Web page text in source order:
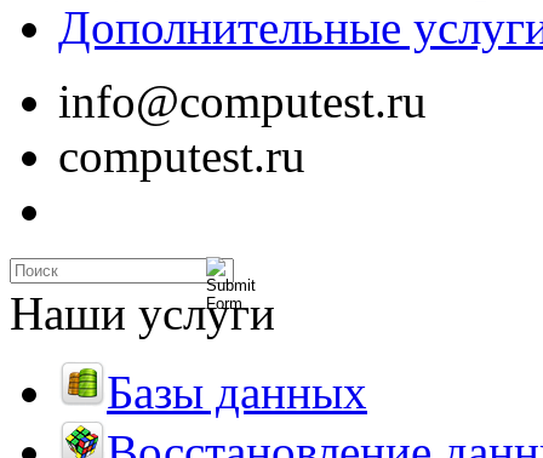
Дополнительные
info@computest.ru
computest.ru
Наши услуги
Базы данных